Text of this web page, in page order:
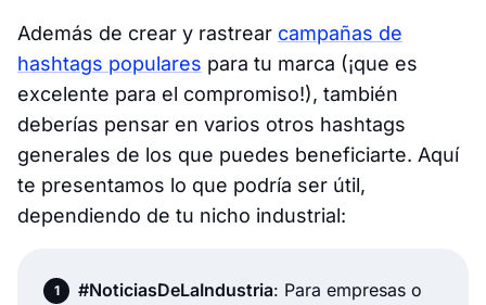
Además de crear y rastrear campañas de
hashtags populares para tu marca (¡que es
excelente para el compromiso!), también
deberías pensar en varios otros hashtags
generales de los que puedes beneficiarte. Aquí
te presentamos lo que podría ser útil,
dependiendo de tu nicho industrial:
#NoticiasDeLaIndustria: Para empresas o